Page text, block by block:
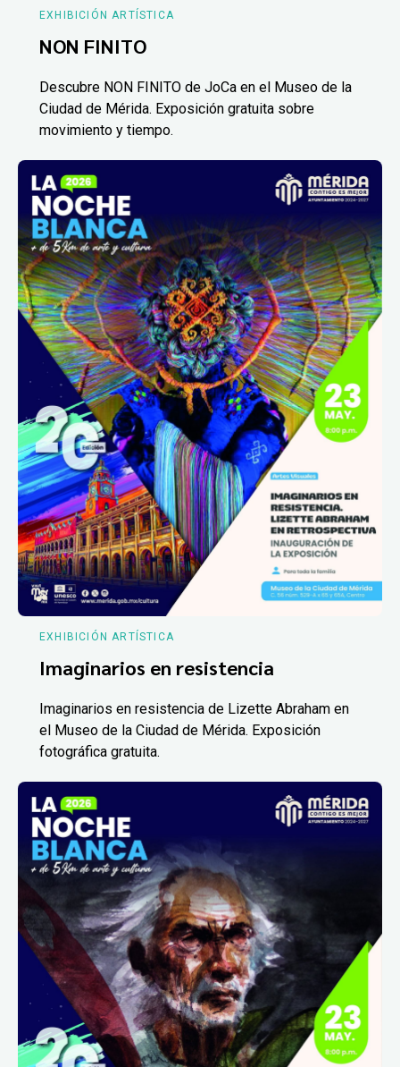
EXHIBICIÓN ARTÍSTICA
NON FINITO
Descubre NON FINITO de JoCa en el Museo de la
Ciudad de Mérida. Exposición gratuita sobre
movimiento y tiempo.
EXHIBICIÓN ARTÍSTICA
Imaginarios en resistencia
Imaginarios en resistencia de Lizette Abraham en
el Museo de la Ciudad de Mérida. Exposición
fotográfica gratuita.